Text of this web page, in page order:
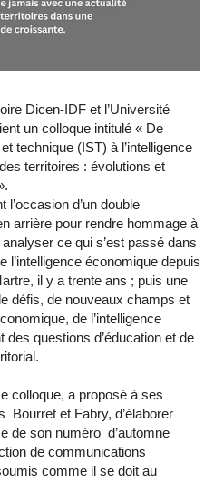
Dicen-IDF et l’Université
un colloque intitulé « De
technique (IST) à l’intelligence
territoires : évolutions et
d’un double
arrière pour rendre hommage à
ce qui s’est passé dans
l’intelligence économique depuis
il y a trente ans ; puis une
défis, de nouveaux champs et
de l’intelligence
des questions d’éducation et de
colloque, a proposé à ses
Bourret et Fabry, d’élaborer
de son numéro d’automne
de communications
comme il se doit au